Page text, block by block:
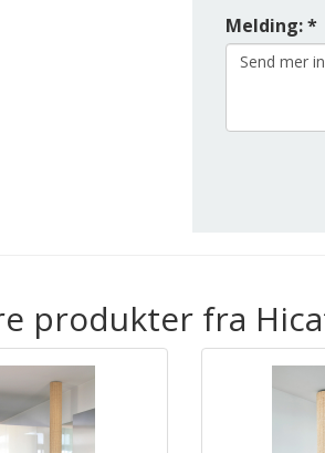
Melding: *
produkter fra